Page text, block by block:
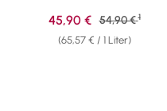
45% vol. 0,70l
(65,57 € / 1 Liter)
Verkaufspreis:
45,90 € Regulärer Preis:
54,90 € 1